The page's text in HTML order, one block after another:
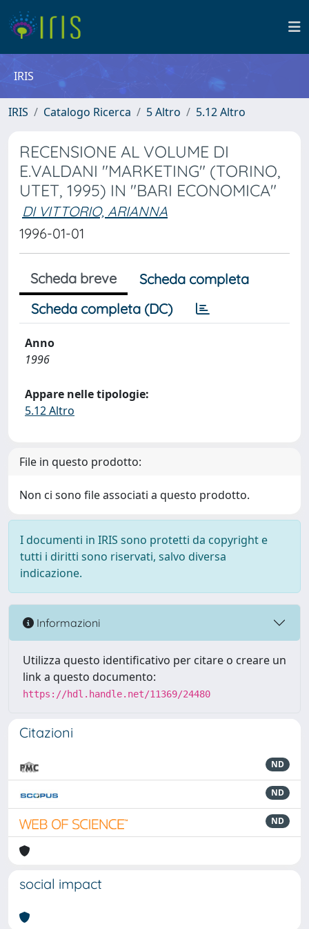
IRIS
IRIS Catalogo Ricerca 5 Altro 5.12 Altro
RECENSIONE AL VOLUME DI
E.VALDANI "MARKETING" (TORINO,
UTET, 1995) IN "BARI ECONOMICA"
DI VITTORIO, ARIANNA
1996-01-01
Scheda breve
Scheda completa
Scheda completa (DC)
Anno
1996
Appare nelle tipologie:
5.12 Altro
File in questo prodotto:
Non ci sono file associati a questo prodotto.
I documenti in IRIS sono protetti da copyright e
tutti i diritti sono riservati, salvo diversa
indicazione.
Informazioni
Utilizza questo identificativo per citare o creare un
link a questo documento:
https://hdl.handle.net/11369/24480
Citazioni
ND
ND
ND
social impact